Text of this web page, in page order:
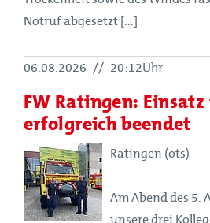
Notruf abgesetzt [...]
06.08.2026 // 20:12Uhr
FW Ratingen:
erfolgreich beendet
Ratingen (ots) -
Am Abend des 5.
unsere drei